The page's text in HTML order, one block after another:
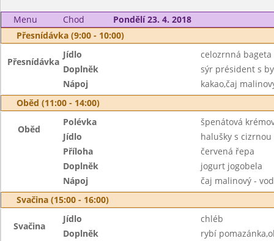
Menu Chod
Pondělí 23. 4. 2018
Přesnídávka (9:00 - 10:00)
Přesnídávka
Jídlo
celozrnná bageta
Doplněk
sýr président s
Nápoj
kakao,čaj
Oběd (11:00 - 14:00)
Oběd
Polévka
špenátová
Jídlo
halušky s
Příloha
červená řepa
Doplněk
jogurt jogobela
Nápoj
čaj malinový -
Svačina (15:00 - 16:00)
Svačina
Jídlo
chléb
Doplněk
rybí